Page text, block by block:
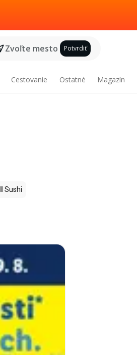
Zvoľte mesto Potvrdiť
Cestovanie Ostatné Magazín
Sushi